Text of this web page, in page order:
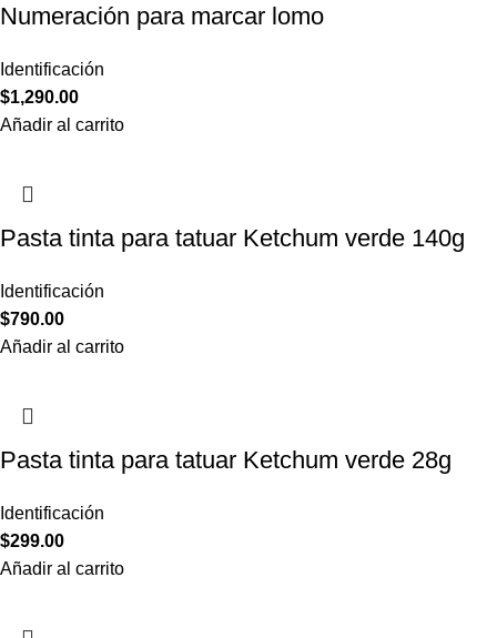
Numeración para marcar lomo
Identificación
$1,290.00
Añadir al carrito
Pasta tinta para tatuar Ketchum verde 140g
Identificación
$790.00
Añadir al carrito
Pasta tinta para tatuar Ketchum verde 28g
Identificación
$299.00
Añadir al carrito